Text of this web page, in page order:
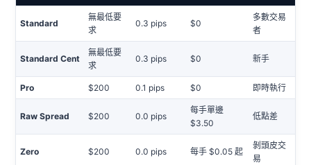
Standard
無最低要
求
0.3 pips $0
多數交易
者
Standard Cent
無最低要
求
0.3 pips $0 新手
Pro $200 0.1 pips $0 即時執行
Raw Spread $200 0.0 pips
每手單邊
$3.50
低點差
Zero $200 0.0 pips 每手 $0.05 起
剝頭皮交
易